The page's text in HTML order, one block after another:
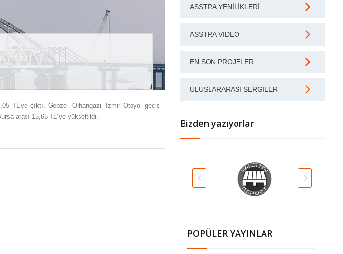
TL’ye çıktı. Gebze- Orhangazi- İzmir Otoyol geçiş
arası 15,65 TL´ye yükseltildi.
ASSTRA YENILIKLERI
ASSTRA VIDEO
EN SON PROJELER
ULUSLARARASI SERGILER
Bizden yazıyorlar
POPÜLER YAYINLAR